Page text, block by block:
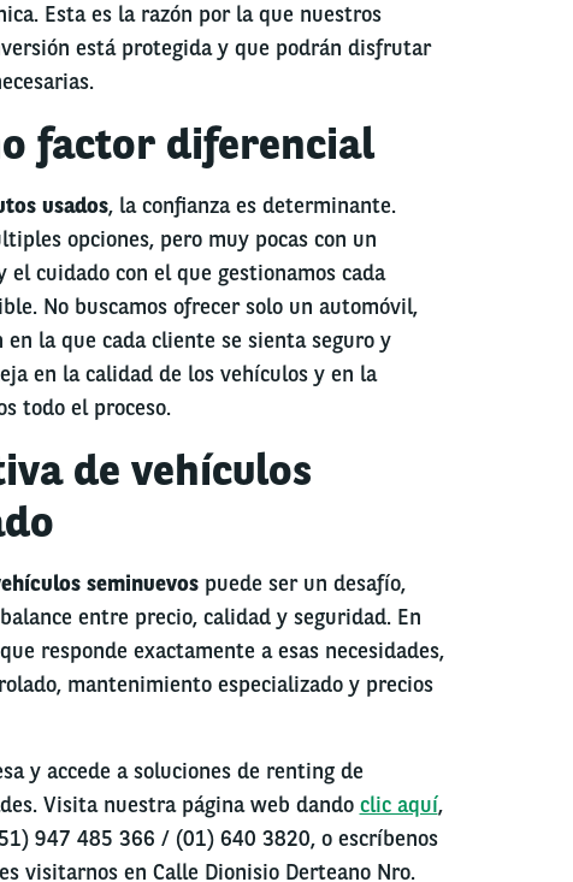
Esta es la razón por la que nuestros
está protegida y que podrán disfrutar
factor diferencial
usados, la confianza es determinante.
opciones, pero muy pocas con un
cuidado con el que gestionamos cada
No buscamos ofrecer solo un automóvil,
la que cada cliente se sienta seguro y
en la calidad de los vehículos y en la
todo el proceso.
de vehículos
seminuevospuede ser un desafío,
entre precio, calidad y seguridad. En
responde exactamente a esas necesidades,
mantenimiento especializado y precios
y accede a soluciones de renting de
Visita nuestra página web dando clic aquí,
947 485 366 / (01) 640 3820, o escríbenos
visitarnos en Calle Dionisio Derteano Nro.